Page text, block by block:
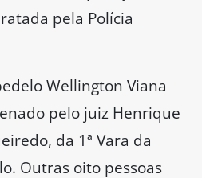
pela Polícia
Wellington Viana
pelo juiz Henrique
da 1ª Vara da
Outras oito pessoas